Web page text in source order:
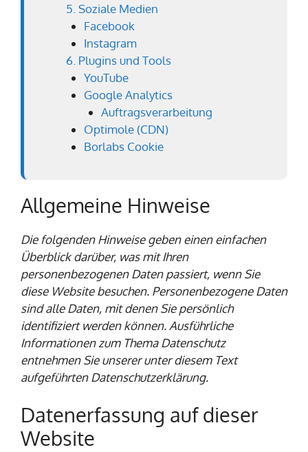
5. Soziale Medien
Facebook
Instagram
6. Plugins und Tools
YouTube
Google Analytics
Auftragsverarbeitung
Optimole (CDN)
Borlabs Cookie
Allgemeine Hinweise
Die folgenden Hinweise geben einen einfachen
Überblick darüber, was mit Ihren
personenbezogenen Daten passiert, wenn Sie
diese Website besuchen. Personenbezogene Daten
sind alle Daten, mit denen Sie persönlich
identifiziert werden können. Ausführliche
Informationen zum Thema Datenschutz
entnehmen Sie unserer unter diesem Text
aufgeführten Datenschutzerklärung.
Datenerfassung auf dieser
Website